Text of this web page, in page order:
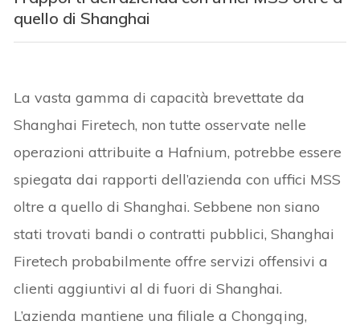
quello di Shanghai
La vasta gamma di capacità brevettate da
Shanghai Firetech, non tutte osservate nelle
operazioni attribuite a Hafnium, potrebbe essere
spiegata dai rapporti dell’azienda con uffici MSS
oltre a quello di Shanghai. Sebbene non siano
stati trovati bandi o contratti pubblici, Shanghai
Firetech probabilmente offre servizi offensivi a
clienti aggiuntivi al di fuori di Shanghai.
L’azienda mantiene una filiale a Chongqing,